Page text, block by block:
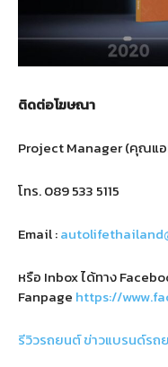
ติดต่อโฆษณา
Project Manager (คุณแ
โทร.089 533 5115
Email :
หรือ Inbox ได้ทาง
Fanpage https://
รีวิวรถยนต์ข่าวแบรนด์รถ